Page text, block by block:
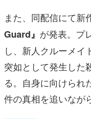
また、同配信にて新
Guard』 が発表。プ
し、新人クルーメイ
突如として発生した
る。自身に向けられ
件の真相を追いなが